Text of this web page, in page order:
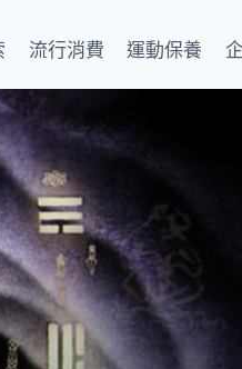
流行消費 運動保養